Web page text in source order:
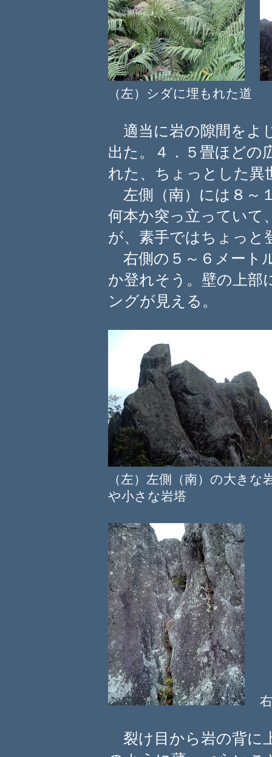
（左）シダに埋もれた
適当に岩の隙間をよ
出た。４．５畳ほどの
れた、ちょっとした異
左側（南）には８～
何本か突っ立っていて
が、素手ではちょっと
右側の５～６メート
か登れそう。壁の上部
ングが見える。
（左）左側（南）の大
や小さな岩塔
裂け目から岩の背に